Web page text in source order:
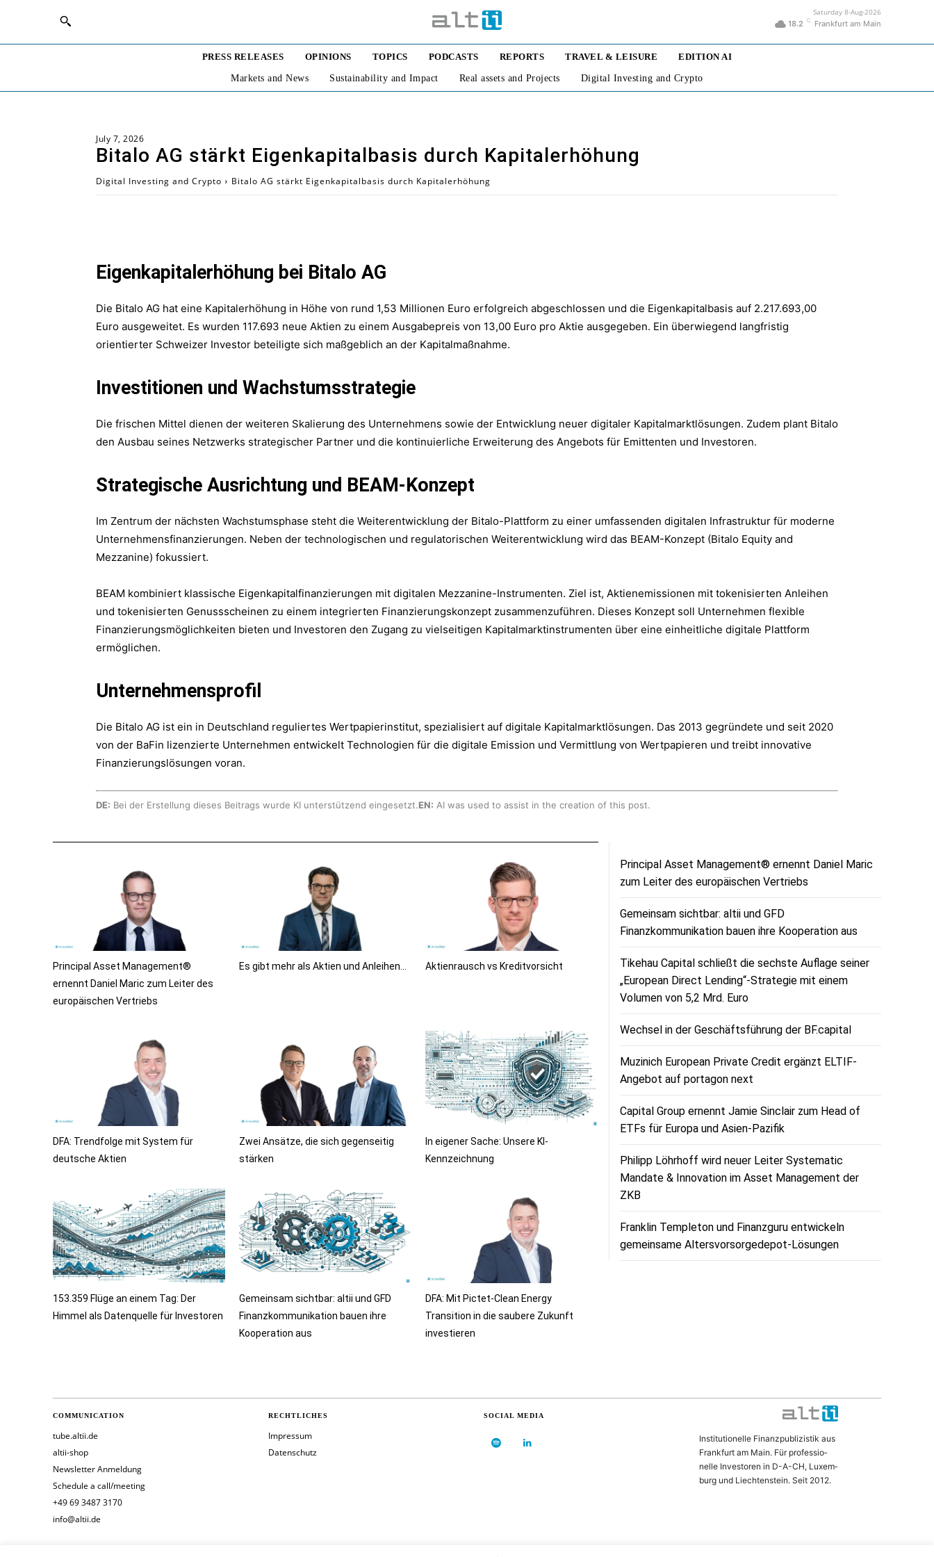
Saturday 8-Aug-2026
18.2 C Frankfurt am Main
PRESS RELEASES OPINIONS TOPICS PODCASTS REPORTS TRAVEL & LEISURE EDITION AI
Markets and News Sustainability and Impact Real assets and Projects Digital Investing and Crypto
July 7, 2026
Bitalo AG stärkt Eigenkapitalbasis durch Kapitalerhöhung
Digital Investing and Crypto Bitalo AG stärkt Eigenkapitalbasis durch Kapitalerhöhung
Eigenkapitalerhöhung bei Bitalo AG
Die Bitalo AG hat eine Kapitalerhöhung in Höhe von rund 1,53 Millionen Euro erfolgreich abgeschlossen und die Eigenkapitalbasis auf 2.217.693,00
Euro ausgeweitet. Es wurden 117.693 neue Aktien zu einem Ausgabepreis von 13,00 Euro pro Aktie ausgegeben. Ein überwiegend langfristig
orientierter Schweizer Investor beteiligte sich maßgeblich an der Kapitalmaßnahme.
Investitionen und Wachstumsstrategie
Die frischen Mittel dienen der weiteren Skalierung des Unternehmens sowie der Entwicklung neuer digitaler Kapitalmarktlösungen. Zudem plant Bitalo
den Ausbau seines Netzwerks strategischer Partner und die kontinuierliche Erweiterung des Angebots für Emittenten und Investoren.
Strategische Ausrichtung und BEAM-Konzept
Im Zentrum der nächsten Wachstumsphase steht die Weiterentwicklung der Bitalo-Plattform zu einer umfassenden digitalen Infrastruktur für moderne
Unternehmensfinanzierungen. Neben der technologischen und regulatorischen Weiterentwicklung wird das BEAM-Konzept (Bitalo Equity and
Mezzanine) fokussiert.
BEAM kombiniert klassische Eigenkapitalfinanzierungen mit digitalen Mezzanine-Instrumenten. Ziel ist, Aktienemissionen mit tokenisierten Anleihen
und tokenisierten Genussscheinen zu einem integrierten Finanzierungskonzept zusammenzuführen. Dieses Konzept soll Unternehmen flexible
Finanzierungsmöglichkeiten bieten und Investoren den Zugang zu vielseitigen Kapitalmarktinstrumenten über eine einheitliche digitale Plattform
ermöglichen.
Unternehmensprofil
Die Bitalo AG ist ein in Deutschland reguliertes Wertpapierinstitut, spezialisiert auf digitale Kapitalmarktlösungen. Das 2013 gegründete und seit 2020
von der BaFin lizenzierte Unternehmen entwickelt Technologien für die digitale Emission und Vermittlung von Wertpapieren und treibt innovative
Finanzierungslösungen voran.
DE: Bei der Erstellung dieses Beitrags wurde KI unterstützend eingesetzt.EN: AI was used to assist in the creation of this post.
Principal Asset Management®
ernennt Daniel Maric zum Leiter des
europäischen Vertriebs
Es gibt mehr als Aktien und Anleihen… Aktienrausch vs Kreditvorsicht
DFA: Trendfolge mit System für
deutsche Aktien
Zwei Ansätze, die sich gegenseitig
stärken
In eigener Sache: Unsere KI-
Kennzeichnung
153.359 Flüge an einem Tag: Der
Himmel als Datenquelle für Investoren
Gemeinsam sichtbar: altii und GFD
Finanzkommunikation bauen ihre
Kooperation aus
DFA: Mit Pictet-Clean Energy
Transition in die saubere Zukunft
investieren
Principal Asset Management® ernennt Daniel Maric
zum Leiter des europäischen Vertriebs
Gemeinsam sichtbar: altii und GFD
Finanzkommunikation bauen ihre Kooperation aus
Tikehau Capital schließt die sechste Auflage seiner
„European Direct Lending“-Strategie mit einem
Volumen von 5,2 Mrd. Euro
Wechsel in der Geschäftsführung der BF.capital
Muzinich European Private Credit ergänzt ELTIF-
Angebot auf portagon next
Capital Group ernennt Jamie Sinclair zum Head of
ETFs für Europa und Asien-Pazifik
Philipp Löhrhoff wird neuer Leiter Systematic
Mandate & Innovation im Asset Management der
ZKB
Franklin Templeton und Finanzguru entwickeln
gemeinsame Altersvorsorgedepot-Lösungen
COMMUNICATION
tube.altii.de
altii-shop
Newsletter Anmeldung
Schedule a call/meeting
+49 69 3487 3170
info@altii.de
RECHTLICHES
Impressum
Datenschutz
SOCIAL MEDIA
In­sti­tu­ti­o­nel­le Fi­nanz­pu­bli­zis­tik aus
Frank­furt am Main. Für pro­fes­si­o­
nel­le In­ves­to­ren in D-­A­-CH, Lu­xem­
burg und Liech­ten­stein. Seit 2012.